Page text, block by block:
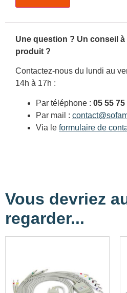
Une question ? Un conseil
produit ?
Contactez-nous du lundi au
14h à 17h :
Par téléphone : 05 55 75
Par mail :
Via le formulaire de
Vous devriez
regarder...